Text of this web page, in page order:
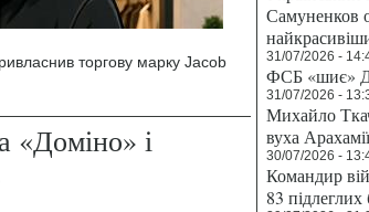
торгову марку Jacob
і
Самуненков
31/07/2026 -
ФСБ «шиє»
31/07/2026 -
Михайло
вуха
30/07/2026 -
Командир
83